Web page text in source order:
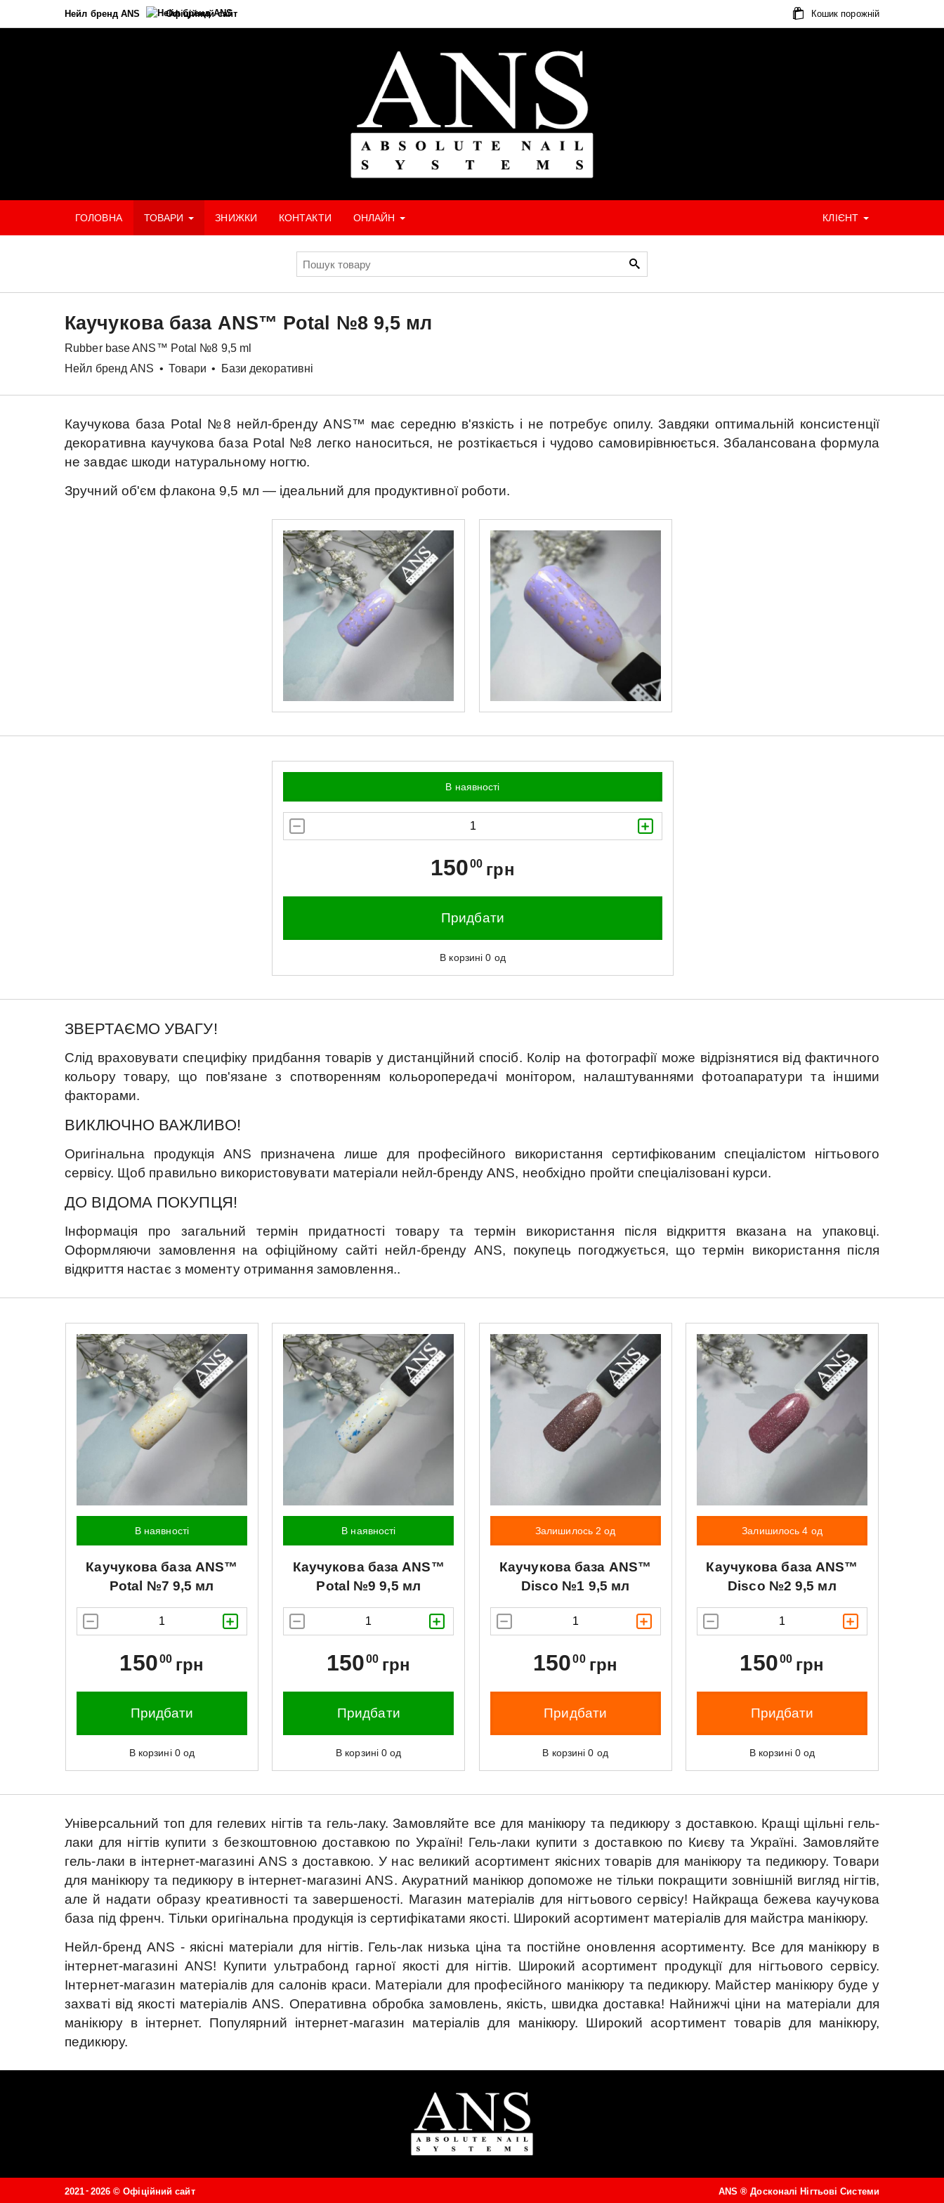
Нейл бренд ANS Офіційний сайт Кошик порожній
ГОЛОВНА ТОВАРИ ЗНИЖКИ КОНТАКТИ ОНЛАЙН КЛІЄНТ
Каучукова база ANS™ Potal №8 9,5 мл
Rubber baseANS™ Potal №8 9,5 ml
Нейл бренд ANS • Товари • Бази декоративні
Каучукова база Potal №8 нейл-брендуANS™ має середню в'язкість і не потребує опилу. Завдяки оптимальній консистенції
декоративна каучукова база Potal №8 легко наноситься, не розтікається і чудово самовирівнюється. Збалансована формула
не завдає шкоди натуральному ногтю.
Зручний об'єм флакона 9,5 мл — ідеальний для продуктивної роботи.
В наявності
15000 грн
Придбати
В корзині0 од
ЗВЕРТАЄМО УВАГУ!
Слід враховувати специфіку придбання товарів у дистанційний спосіб. Колір на фотографії може відрізнятися від фактичного
кольору товару, що пов'язане з спотворенням кольоропередачі монітором, налаштуваннями фотоапаратури та іншими
факторами.
ВИКЛЮЧНО ВАЖЛИВО!
Оригінальна продукція ANS призначена лише для професійного використання сертифікованим спеціалістом нігтьового
сервісу. Щоб правильно використовувати матеріали нейл-бренду ANS, необхідно пройти спеціалізовані курси.
ДО ВІДОМА ПОКУПЦЯ!
Інформація про загальний термін придатності товару та термін використання після відкриття вказана на упаковці.
Оформляючи замовлення на офіційному сайті нейл-бренду ANS, покупець погоджується, що термін використання після
відкриття настає з моменту отримання замовлення..
В наявності
Каучукова база ANS™
Potal №7 9,5 мл
15000 грн
Придбати
В корзині 0 од
В наявності
Каучукова база ANS™
Potal №9 9,5 мл
15000 грн
Придбати
В корзині0 од
Залишилось 2 од
Каучукова база ANS™
Disco №1 9,5 мл
150 00 грн
Придбати
В корзині0 од
Залишилось 4 од
Каучукова база ANS™
Disco №2 9,5 мл
15000 грн
Придбати
В корзині 0 од
Універсальний топ для гелевих нігтів та гель-лаку. Замовляйте все для манікюру та педикюру з доставкою. Кращі щільні гель-
лаки для нігтів купити з безкоштовною доставкою по Україні! Гель-лаки купити з доставкою по Києву та Україні. Замовляйте
гель-лаки в інтернет-магазині ANS з доставкою. У нас великий асортимент якісних товарів для манікюру та педикюру. Товари
для манікюру та педикюру в інтернет-магазині ANS. Акуратний манікюр допоможе не тільки покращити зовнішній вигляд нігтів,
але й надати образу креативності та завершеності. Магазин матеріалів для нігтьового сервісу! Найкраща бежева каучукова
база під френч. Тільки оригінальна продукція із сертифікатами якості. Широкий асортимент матеріалів для майстра манікюру.
Нейл-бренд ANS - якісні матеріали для нігтів. Гель-лак низька ціна та постійне оновлення асортименту. Все для манікюру в
інтернет-магазині ANS! Купити ультрабонд гарної якості для нігтів. Широкий асортимент продукції для нігтьового сервісу.
Інтернет-магазин матеріалів для салонів краси. Матеріали для професійного манікюру та педикюру. Майстер манікюру буде у
захваті від якості матеріалів ANS. Оперативна обробка замовлень, якість, швидка доставка! Найнижчі ціни на матеріали для
манікюру в інтернет.
Популярний інтернет-магазин матеріалів для манікюру.
Широкий асортимент товарів для манікюру,
педикюру.
2021- 2026 ©Офіційний сайт ANS ®Досконалі Нігтьові Системи